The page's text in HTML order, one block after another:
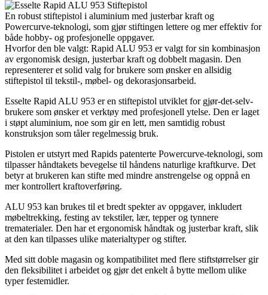
En robust stiftepistol i aluminium med justerbar kraft og
Powercurve-teknologi, som gjør stiftingen lettere og mer effektiv for
både hobby- og profesjonelle oppgaver.
Hvorfor den ble valgt: Rapid ALU 953 er valgt for sin kombinasjon
av ergonomisk design, justerbar kraft og dobbelt magasin. Den
representerer et solid valg for brukere som ønsker en allsidig
stiftepistol til tekstil-, møbel- og dekorasjonsarbeid.
Esselte Rapid ALU 953 er en stiftepistol utviklet for gjør-det-selv-
brukere som ønsker et verktøy med profesjonell ytelse. Den er laget
i støpt aluminium, noe som gir en lett, men samtidig robust
konstruksjon som tåler regelmessig bruk.
Pistolen er utstyrt med Rapids patenterte Powercurve-teknologi, som
tilpasser håndtakets bevegelse til håndens naturlige kraftkurve. Det
betyr at brukeren kan stifte med mindre anstrengelse og oppnå en
mer kontrollert kraftoverføring.
ALU 953 kan brukes til et bredt spekter av oppgaver, inkludert
møbeltrekking, festing av tekstiler, lær, tepper og tynnere
trematerialer. Den har et ergonomisk håndtak og justerbar kraft, slik
at den kan tilpasses ulike materialtyper og stifter.
Med sitt doble magasin og kompatibilitet med flere stiftstørrelser gir
den fleksibilitet i arbeidet og gjør det enkelt å bytte mellom ulike
typer festemidler.